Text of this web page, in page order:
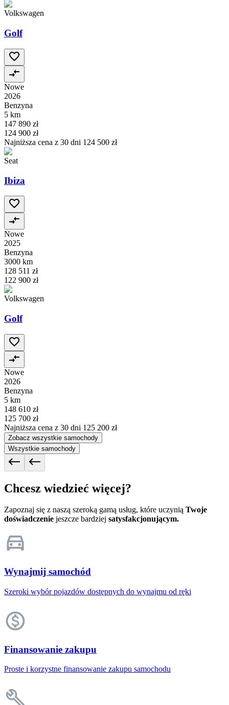
Volkswagen
Golf
Nowe
2026
Benzyna
5 km
147 890 zł
124 900 zł
Najniższa cena z 30 dni 124 500 zł
Seat
Ibiza
Nowe
2025
Benzyna
3000 km
128 511 zł
122 900 zł
Volkswagen
Golf
Nowe
2026
Benzyna
5 km
148 610 zł
125 700 zł
Najniższa cena z 30 dni 125 200 zł
Zobacz wszystkie samochody
Wszystkie samochody
Chcesz wiedzieć więcej?
Zapoznaj się z naszą szeroką gamą usług, które uczynią Twoje
doświadczenie jeszcze bardziej satysfakcjonującym.
Wynajmij samochód
Szeroki wybór pojazdów dostępnych do wynajmu od ręki
Finansowanie zakupu
Proste i korzystne finansowanie zakupu samochodu